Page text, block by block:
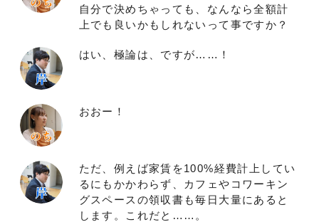
自分で決めちゃっても、なんなら全額計
上でも良いかもしれないって事ですか？
はい、極論は、ですが……！
おおー！
ただ、例えば家賃を100%経費計上してい
るにもかかわらず、カフェやコワーキン
グスペースの領収書も毎日大量にあると
します。これだと……。